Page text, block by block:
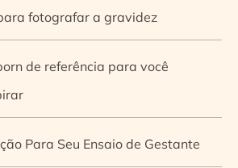
fotografar a gravidez
de referência para você
Para Seu Ensaio de Gestante